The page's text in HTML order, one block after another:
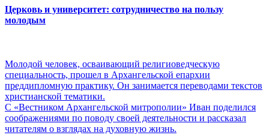
Церковь и университет: сотрудничество на пользу
молодым
Молодой человек, осваивающий религиоведческую
специальность, прошел в Архангельской епархии
преддипломную практику. Он занимается переводами текстов
христианской тематики.
С «Вестником Архангельской митрополии» Иван поделился
соображениями по поводу своей деятельности и рассказал
читателям о взглядах на духовную жизнь.